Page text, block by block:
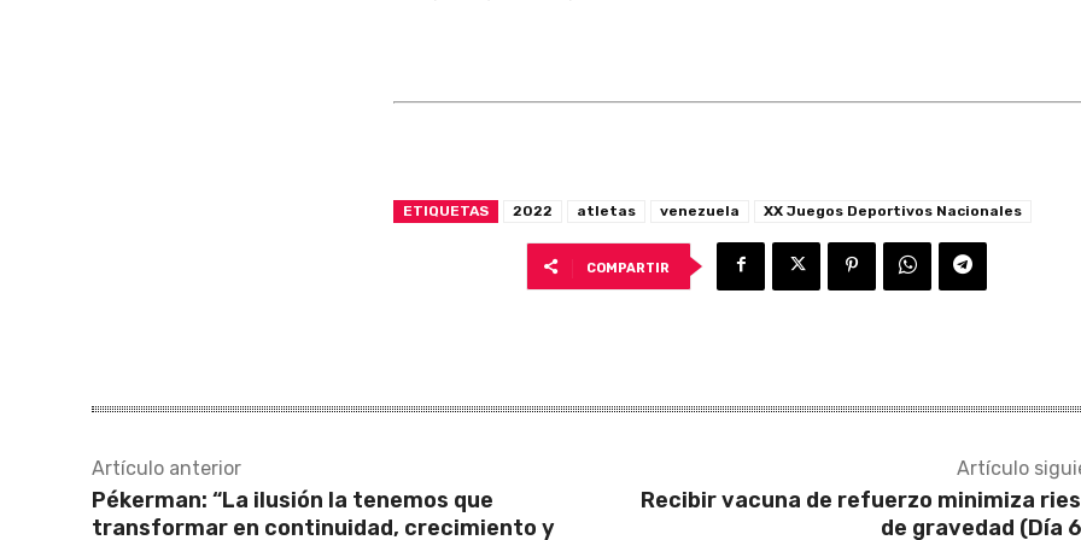
ETIQUETAS 2022 atletas venezuela XX Juegos Deportivos Nacionales
COMPARTIR
Artículo anterior
Pékerman: “La ilusión la tenemos que
transformar en continuidad, crecimiento y
Artículo
Recibir vacuna de refuerzo minimiza
de gravedad (Día